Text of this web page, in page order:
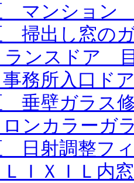
マンション
掃出し窓の
ンスドア
務所入口ド
垂壁ガラス
ンカラー
日射調整フ
ＩＸＩＬ内